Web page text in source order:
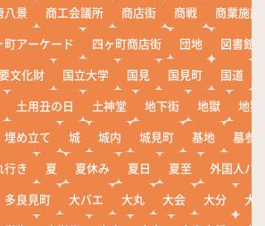
八景 商工会議所 商店街 商戦
商業施設
町アーケード 四ヶ町商店街 団地
図書館
文化財 国立大学 国見 国見町 国道
土用丑の日 土神堂 地下街 地獄
地獄
埋め立て 城 城内 城見町 基地
墓参
行き 夏 夏休み 夏日 夏至
外国人バ
多良見町 大バエ 大丸 大会 大分
大